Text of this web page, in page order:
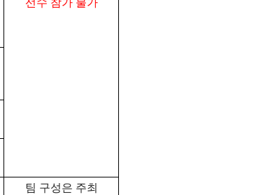
선수 참가 불가
팀 구성은 주최